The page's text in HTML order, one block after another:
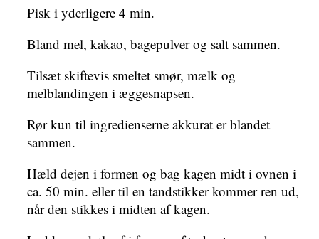
Pisk i yderligere 4 min.
Bland mel, kakao, bagepulver og salt sammen.
Tilsæt skiftevis smeltet smør, mælk og
melblandingen i æggesnapsen.
Rør kun til ingredienserne akkurat er blandet
sammen.
Hæld dejen i formen og bag kagen midt i ovnen i
ca. 50 min. eller til en tandstikker kommer ren ud,
når den stikkes i midten af kagen.